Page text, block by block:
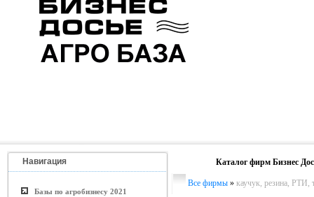
Навигация
Базы по агробизнесу 2021
Каталог фирм Бизнес
Все фирмы » каучук, резина, РТИ,